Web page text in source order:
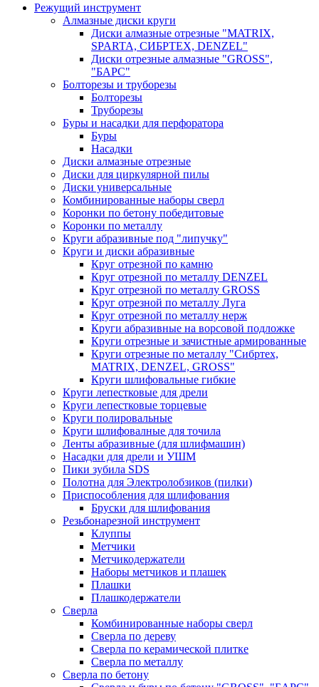
Режущий инструмент
Алмазные диски круги
Диски алмазные отрезные "MATRIX,
SPARTA, СИБРТЕХ, DENZEL"
Диски отрезные алмазные "GROSS",
"БАРС"
Болторезы и труборезы
Болторезы
Труборезы
Буры и насадки для перфоратора
Буры
Насадки
Диски алмазные отрезные
Диски для циркулярной пилы
Диски универсальные
Комбинированные наборы сверл
Коронки по бетону победитовые
Коронки по металлу
Круги абразивные под "липучку"
Круги и диски абразивные
Круг отрезной по камню
Круг отрезной по металлу DENZEL
Круг отрезной по металлу GROSS
Круг отрезной по металлу Луга
Круг отрезной по металлу нерж
Круги абразивные на ворсовой подложке
Круги отрезные и зачистные армированные
Круги отрезные по металлу "Сибртех,
MATRIX, DENZEL, GROSS"
Круги шлифовальные гибкие
Круги лепестковые для дрели
Круги лепестковые торцевые
Круги полировальные
Круги шлифовалные для точила
Ленты абразивные (для шлифмашин)
Насадки для дрели и УШМ
Пики зубила SDS
Полотна для Электролобзиков (пилки)
Приспособления для шлифования
Бруски для шлифования
Резьбонарезной инструмент
Клуппы
Метчики
Метчикодержатели
Наборы метчиков и плашек
Плашки
Плашкодержатели
Сверла
Комбинированные наборы сверл
Сверла по дереву
Сверла по керамической плитке
Сверла по металлу
Сверла по бетону